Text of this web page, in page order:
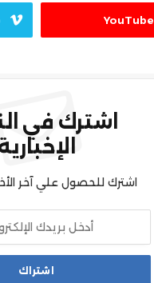
YouTube
اشترك في
اشترك للحصول علي آخر